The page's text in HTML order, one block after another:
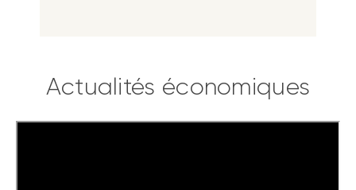
Actualités économiques